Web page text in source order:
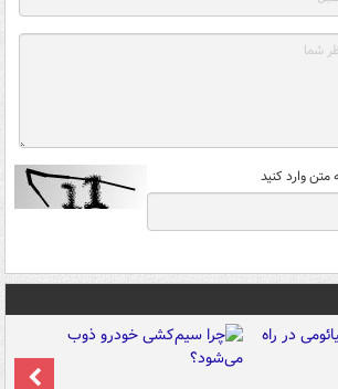
متن وارد کنید